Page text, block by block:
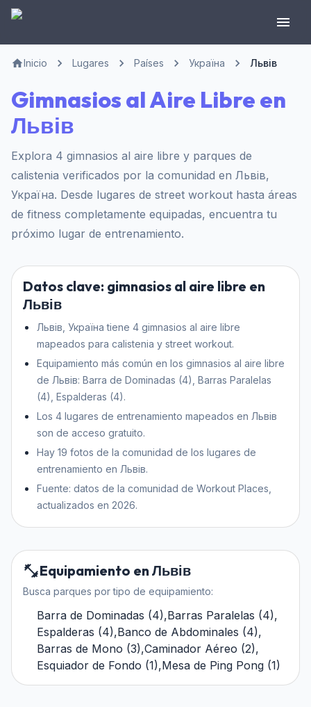
Inicio Lugares Países Україна Львів
Gimnasios al Aire Libre en
Львів
Explora 4 gimnasios al aire libre y parques de
calistenia verificados por la comunidad en Львів,
Україна. Desde lugares de street workout hasta áreas
de fitness completamente equipadas, encuentra tu
próximo lugar de entrenamiento.
Datos clave: gimnasios al aire libre en
Львів
Львів, Україна tiene 4 gimnasios al aire libre
mapeados para calistenia y street workout.
Equipamiento más común en los gimnasios al aire libre
de Львів: Barra de Dominadas (4), Barras Paralelas
(4), Espalderas (4).
Los 4 lugares de entrenamiento mapeados en Львів
son de acceso gratuito.
Hay 19 fotos de la comunidad de los lugares de
entrenamiento en Львів.
Fuente: datos de la comunidad de Workout Places,
actualizados en 2026.
Equipamiento en Львів
Busca parques por tipo de equipamiento:
Barra de Dominadas (4),Barras Paralelas (4),
Espalderas (4),Banco de Abdominales (4),
Barras de Mono (3),Caminador Aéreo (2),
Esquiador de Fondo (1),Mesa de Ping Pong (1)